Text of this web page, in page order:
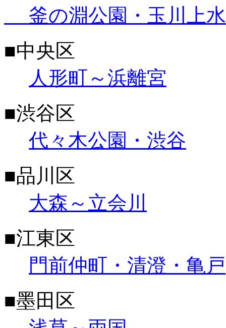
釜の淵公園・玉川上水
■中央区
人形町～浜離宮
■渋谷区
代々木公園・渋谷
■品川区
大森～立会川
■江東区
門前仲町・清澄・亀戸
■墨田区